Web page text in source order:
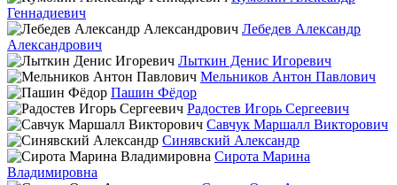
Геннадиевич
Лебедев Александр
Александрович
Лыткин Денис Игоревич
Мельников Антон Павлович
Пашин Фёдор
Радостев Игорь Сергеевич
Савчук Маршалл Викторович
Синявский Александр
Сирота Марина
Владимировна